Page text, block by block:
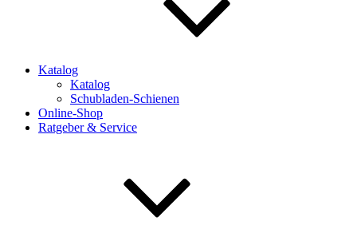
Katalog
Katalog
Schubladen-Schienen
Online-Shop
Ratgeber & Service